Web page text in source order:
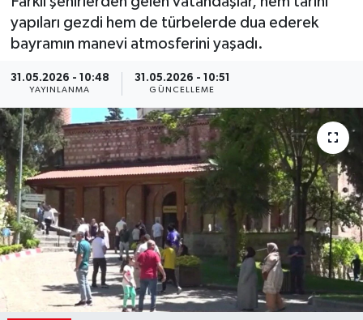
yapıları gezdi hem de türbelerde dua ederek
bayramın manevi atmosferini yaşadı.
31.05.2026 - 10:48
YAYINLANMA
31.05.2026 - 10:51
GÜNCELLEME
Haber Arşivi